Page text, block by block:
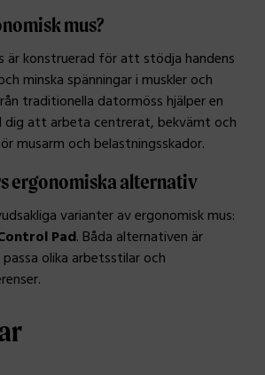
mus?
är konstruerad för att stödja handens
minska spänningar i muskler och
traditionella datormöss hjälper en
dig att arbeta centrerat, bekvämt och
musarm och belastningsskador.
ergonomiska alternativ
varianter av ergonomisk mus:
Pad. Båda alternativen är
olika arbetsstilar och